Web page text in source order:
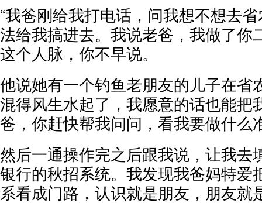
“我爸刚给我打电话，问我想不想去
法给我搞进去。我说老爸，我做了你
这个人脉，你不早说。
他说她有一个钓鱼老朋友的儿子在省
混得风生水起了，我愿意的话也能把
爸，你赶快帮我问问，看我要做什么
然后一通操作完之后跟我说，让我去
银行的秋招系统。我发现我爸妈特爱
系看成门路，认识就是朋友，朋友就